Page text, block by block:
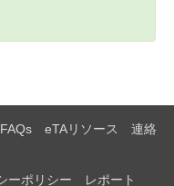
eTAリソース
連絡
ーポリシー レポート